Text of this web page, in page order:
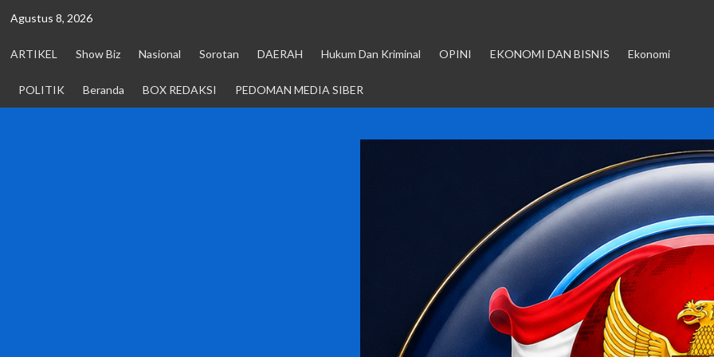
content
Agustus 8, 2026
ARTIKEL Show Biz Nasional Sorotan DAERAH Hukum Dan Kriminal OPINI EKONOMI DAN BISNIS Ekonomi
POLITIK Beranda BOX REDAKSI PEDOMAN MEDIA SIBER